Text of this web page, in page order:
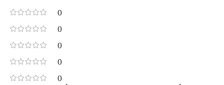
0
0
0
0
0